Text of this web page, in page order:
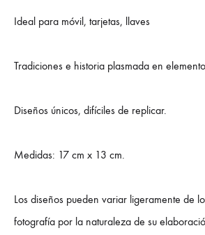
Ideal para móvil, tarjetas, llaves
Tradiciones e historia plasmada en
Diseños únicos, difíciles de replicar.
Medidas: 17 cm x 13 cm.
Los diseños pueden variar ligeramente de
fotografía por la naturaleza de su